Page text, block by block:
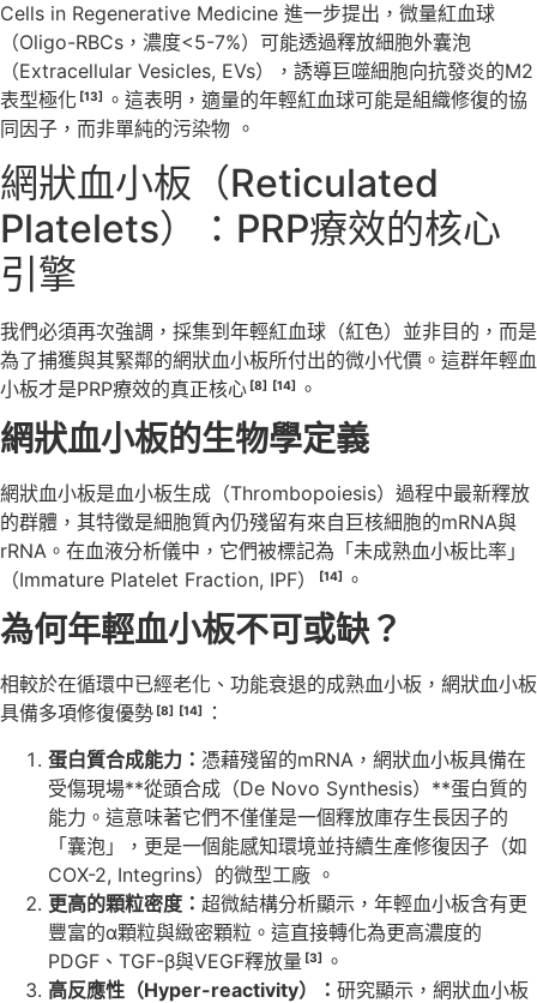
Cells in Regenerative Medicine 進一步提出，微量紅血球
（Oligo-RBCs，濃度<5-7%）可能透過釋放細胞外囊泡
（Extracellular Vesicles, EVs），誘導巨噬細胞向抗發炎的M2
表型極化 [13]
。這表明，適量的年輕紅血球可能是組織修復的協
同因子，而非單純的污染物 。
網狀血小板（Reticulated
Platelets）：PRP療效的核心
引擎
我們必須再次強調，採集到年輕紅血球（紅色）並非目的，而是
為了捕獲與其緊鄰的網狀血小板所付出的微小代價。這群年輕血
小板才是PRP療效的真正核心 [8] [14] 。
網狀血小板的生物學定義
網狀血小板是血小板生成（Thrombopoiesis）過程中最新釋放
的群體，其特徵是細胞質內仍殘留有來自巨核細胞的mRNA與
rRNA。在血液分析儀中，它們被標記為「未成熟血小板比率」
（Immature Platelet Fraction, IPF）
[14] 。
為何年輕血小板不可或缺？
相較於在循環中已經老化、功能衰退的成熟血小板，網狀血小板
具備多項修復優勢 [8] [14]
：
蛋白質合成能力： 憑藉殘留的mRNA，網狀血小板具備在
受傷現場**從頭合成（De Novo Synthesis）**蛋白質的
能力。這意味著它們不僅僅是一個釋放庫存生長因子的
「囊泡」，更是一個能感知環境並持續生產修復因子（如
COX-2, Integrins）的微型工廠 。
更高的顆粒密度： 超微結構分析顯示，年輕血小板含有更
豐富的α顆粒與緻密顆粒。這直接轉化為更高濃度的
PDGF、TGF-β與VEGF釋放量 [3]
。
高反應性（Hyper-reactivity）： 研究顯示，網狀血小板